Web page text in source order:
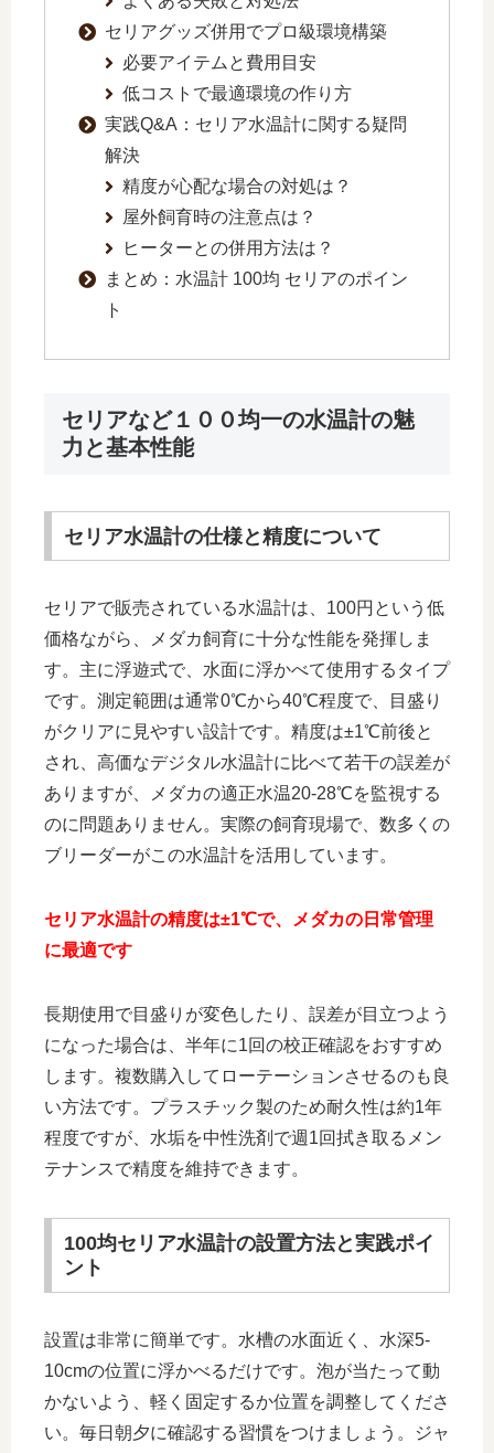
セリアグッズ併用でプロ級環境構築
必要アイテムと費用目安
低コストで最適環境の作り方
実践Q&A：セリア水温計に関する疑問
解決
精度が心配な場合の対処は？
屋外飼育時の注意点は？
ヒーターとの併用方法は？
まとめ：水温計 100均 セリアのポイン
ト
セリアなど１００均一の水温計の魅
力と基本性能
セリア水温計の仕様と精度について
セリアで販売されている水温計は、100円という低
価格ながら、メダカ飼育に十分な性能を発揮しま
す。主に浮遊式で、水面に浮かべて使用するタイプ
です。測定範囲は通常0℃から40℃程度で、目盛り
がクリアに見やすい設計です。精度は±1℃前後と
され、高価なデジタル水温計に比べて若干の誤差が
ありますが、メダカの適正水温20-28℃を監視する
のに問題ありません。実際の飼育現場で、数多くの
ブリーダーがこの水温計を活用しています。
セリア水温計の精度は±1℃で、メダカの日常管理
に最適です
長期使用で目盛りが変色したり、誤差が目立つよう
になった場合は、半年に1回の校正確認をおすすめ
します。複数購入してローテーションさせるのも良
い方法です。プラスチック製のため耐久性は約1年
程度ですが、水垢を中性洗剤で週1回拭き取るメン
テナンスで精度を維持できます。
100均セリア水温計の設置方法と実践ポイ
ント
設置は非常に簡単です。水槽の水面近く、水深5-
10cmの位置に浮かべるだけです。泡が当たって動
かないよう、軽く固定するか位置を調整してくださ
い。毎日朝夕に確認する習慣をつけましょう。ジャ